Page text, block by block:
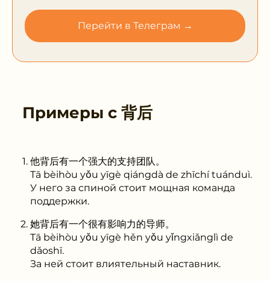
Перейти в Телеграм →
Примеры с 背后
他背后有一个强大的支持团队。
Tā bèihòu yǒu yīgè qiángdà de zhīchí tuánduì.
У него за спиной стоит мощная команда
поддержки.
她背后有一个很有影响力的导师。
Tā bèihòu yǒu yīgè hěn yǒu yǐngxiǎnglì de
dǎoshī.
За ней стоит влиятельный наставник.